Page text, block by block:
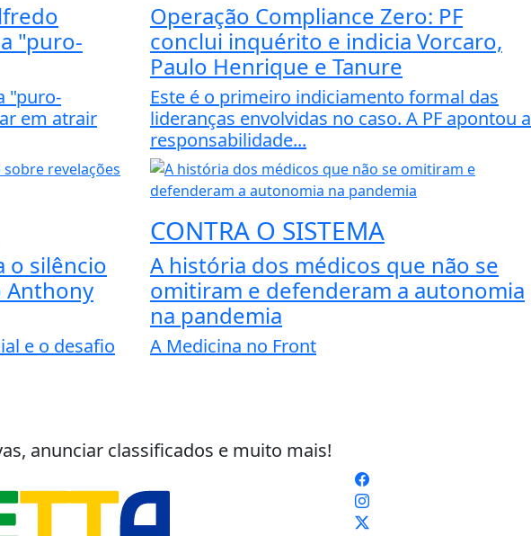
"puro-
"puro-
em atrair
Operação Compliance Zero: PF
conclui inquérito e indicia Vorcaro,
Paulo Henrique e Tanure
Este é o primeiro indiciamento formal das
lideranças envolvidas no caso. A PF apontou a
responsabilidade...
o silêncio
Anthony
e o desafio
CONTRA O SISTEMA
A história dos médicos que não se
omitiram e defenderam a autonomia
na pandemia
A Medicina no Front
anunciar classificados e muito mais!